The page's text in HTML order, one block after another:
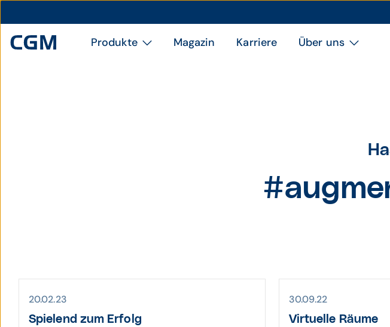
Produkte Magazin Karriere Über uns
20.02.23
Spielend zum Erfolg
30.09.22
Virtuelle Räume